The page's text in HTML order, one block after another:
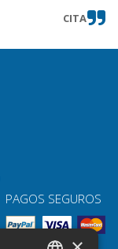
CITA
PAGOS SEGUROS